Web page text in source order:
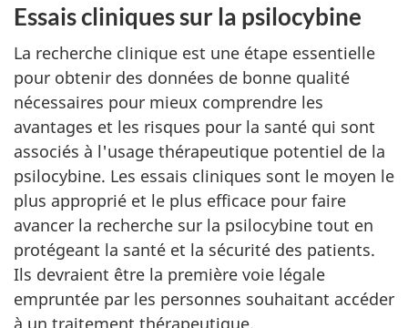
Essais cliniques sur la psilocybine
La recherche clinique est une étape essentielle
pour obtenir des données de bonne qualité
nécessaires pour mieux comprendre les
avantages et les risques pour la santé qui sont
associés à l'usage thérapeutique potentiel de la
psilocybine. Les essais cliniques sont le moyen le
plus approprié et le plus efficace pour faire
avancer la recherche sur la psilocybine tout en
protégeant la santé et la sécurité des patients.
Ils devraient être la première voie légale
empruntée par les personnes souhaitant accéder
à un traitement thérapeutique.